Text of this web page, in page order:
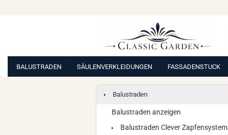
BALUSTRADEN SÄULENVERKLEIDUNGEN FASSADENSTUCK
Balustraden
Balustraden anzeigen
Balustraden Clever Zapfensystem